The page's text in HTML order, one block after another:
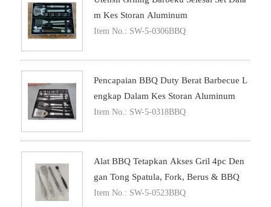
M Kes Storan Aluminum
Item No.: SW-5-0306BBQ
Pencapaian BBQ Duty Berat Barbecue L
Engkap Dalam Kes Storan Aluminum
Item No.: SW-5-0318BBQ
Alat BBQ Tetapkan Akses Gril 4pc Den
Gan Tong Spatula, Fork, Berus & BBQ
Item No.: SW-5-0523BBQ